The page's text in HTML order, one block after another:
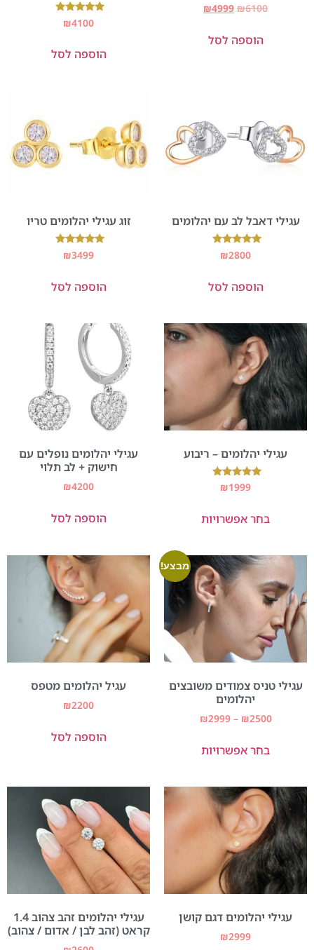
₪6100
₪4999
הוספה לסל
דורג
5.00
₪4100
הוספה לסל
עגילי דאבל לב עם יהלומים
דורג
5.00
₪2800
הוספה לסל
זוג עגילי יהלומים טריו
דורג
5.00
₪3499
הוספה לסל
עגילי יהלומים – ריבוע
דורג
5.00
₪1999
בחר אפשרויות
עגילי יהלומים נופלים עם
חישוק + לב תלוי
₪4200
הוספה לסל
מבצע!
עגילי טניס צמודים משובצים
יהלומים
₪2500
–
₪2999
בחר אפשרויות
עגיל יהלומים מטפס
₪2200
הוספה לסל
עגילי יהלומים דגם קושן
₪2999
עגילי יהלומים זהב צהוב 1.4
קראט (זהב לבן / אדום / צהוב)